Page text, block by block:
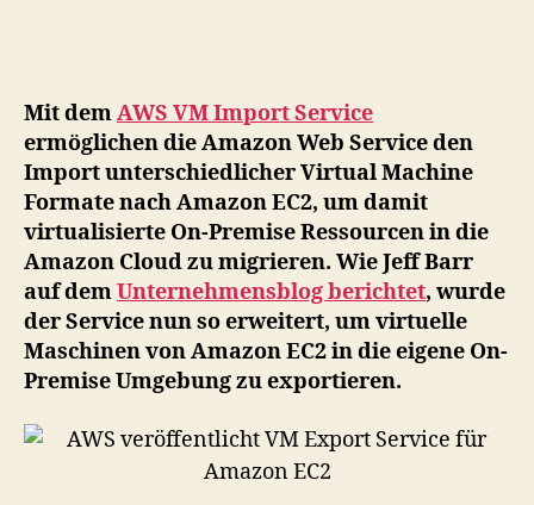
Mit demAWS VM Import Service
ermöglichen die Amazon Web Service den
Import unterschiedlicher Virtual Machine
Formate nach Amazon EC2, um damit
virtualisierte On-Premise Ressourcen in die
Amazon Cloud zu migrieren. Wie Jeff Barr
auf demUnternehmensblog berichtet, wurde
der Service nun so erweitert, um virtuelle
Maschinen von Amazon EC2 in die eigene On-
Premise Umgebung zu exportieren.